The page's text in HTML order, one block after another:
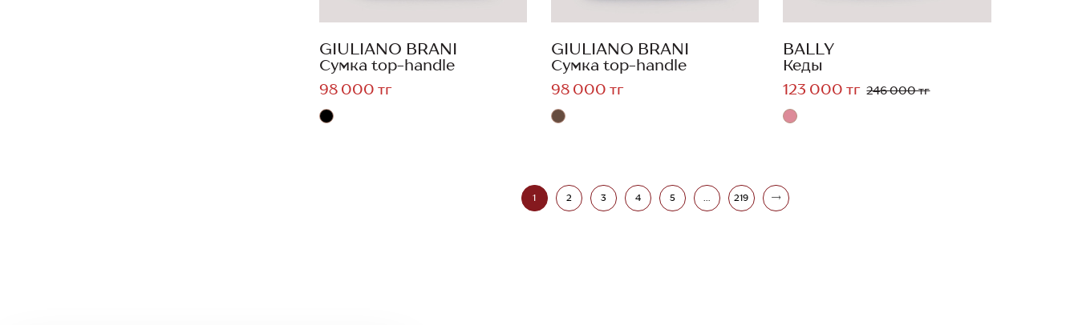
GIULIANO BRANI
Сумка top-handle
98 000 тг
GIULIANO BRANI
Сумка top-handle
98 000 тг
BALLY
Кеды
123 000 тг 246 000 тг
1 2 3 4 5 219